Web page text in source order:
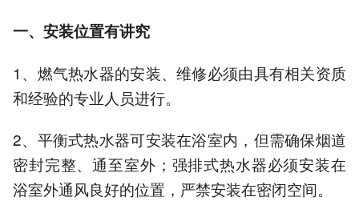
一、 安装位置有讲究
1、燃气热水器的安装、维修必须由具有相关资质
和经验的专业人员进行。
2、平衡式热水器可安装在浴室内，但需确保烟道
密封完整、通至室外；强排式热水器必须安装在
浴室外通风良好的位置，严禁安装在密闭空间。